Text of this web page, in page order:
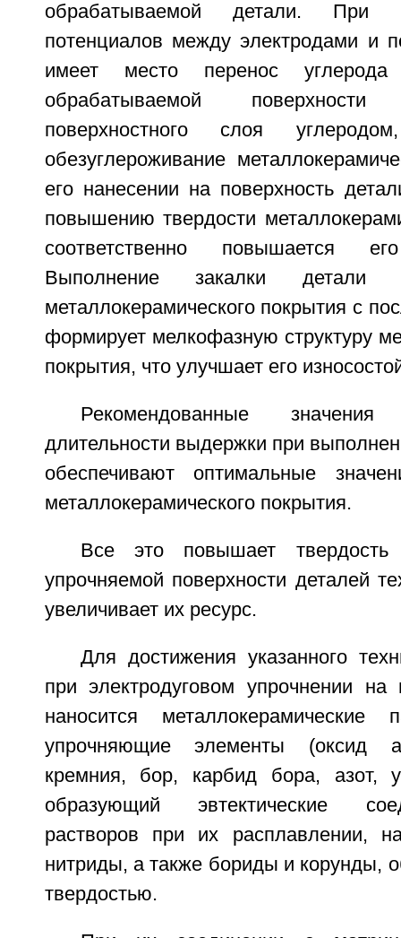
обрабатываемой детали. При
потенциалов между электродами и
имеет место перенос
обрабатываемой
поверхностного слоя
обезуглероживание
его нанесении на поверхность
повышению твердости
соответственно повышается его
Выполнение закалки детали
металлокерамического покрытия с
формирует мелкофазную структуру
покрытия, что улучшает его
Рекомендованные
длительности выдержки при
обеспечивают оптимальные
металлокерамического покрытия.
Все это повышает твердость
упрочняемой поверхности деталей
увеличивает их ресурс.
Для достижения указанного
при электродуговом упрочнении на
наносится металлокерамические
упрочняющие элементы (оксид
кремния, бор, карбид бора, азот,
образующий эвтектические
растворов при их расплавлении,
нитриды, а также бориды и корунды,
твердостью.